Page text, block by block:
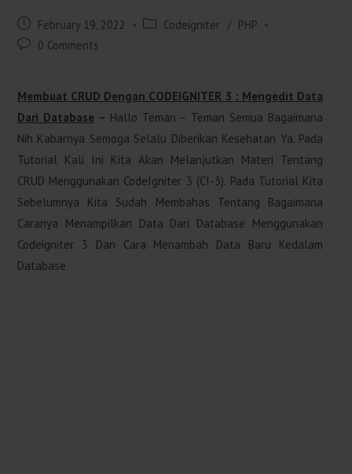
Post
Published:
February 19, 2022
Post Codeigniter / PHP
Post 0 Comments
Membuat CRUD Dengan CODEIGNITER 3 : Mengedit Data
Dari Database – Hallo Teman – Teman Semua Bagaimana
Nih Kabarnya Semoga Selalu Diberikan Kesehatan Ya. Pada
Tutorial Kali Ini Kita Akan Melanjutkan Materi Tentang
CRUD Menggunakan CodeIgniter 3 (CI-3). Pada Tutorial Kita
Sebelumnya Kita Sudah Membahas Tentang Bagaimana
Caranya Menampilkan Data Dari Database Menggunakan
Codeigniter 3 Dan Cara Menambah Data Baru Kedalam
Database.